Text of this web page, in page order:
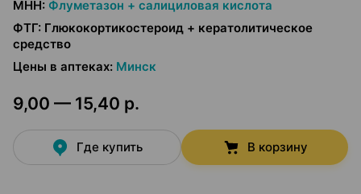
МНН: Флуметазон + салициловая кислота
ФТГ: Глюкокортикостероид + кератолитическое
средство
Цены в аптеках: Минск
9,00 — 15,40 р.
Где купить В корзину